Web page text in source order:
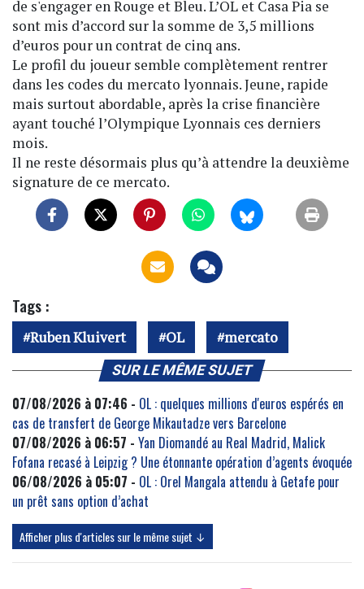
de s'engager en Rouge et Bleu. L’OL et Casa Pia se
sont mis d’accord sur la somme de 3,5 millions
d’euros pour un contrat de cinq ans.
Le profil du joueur semble complètement rentrer
dans les codes du mercato lyonnais. Jeune, rapide
mais surtout abordable, après la crise financière
ayant touché l’Olympique Lyonnais ces derniers
mois.
Il ne reste désormais plus qu’à attendre la deuxième
signature de ce mercato.
Tags :
Ruben Kluivert OL mercato
SUR LE MÊME SUJET
07/08/2026 à 07:46 - OL : quelques millions d'euros espérés en
cas de transfert de George Mikautadze vers Barcelone
07/08/2026 à 06:57 - Yan Diomandé au Real Madrid, Malick
Fofana recasé à Leipzig ? Une étonnante opération d’agents évoquée
06/08/2026 à 05:07 - OL : Orel Mangala attendu à Getafe pour
un prêt sans option d’achat
Afficher plus d'articles sur le même sujet ↓